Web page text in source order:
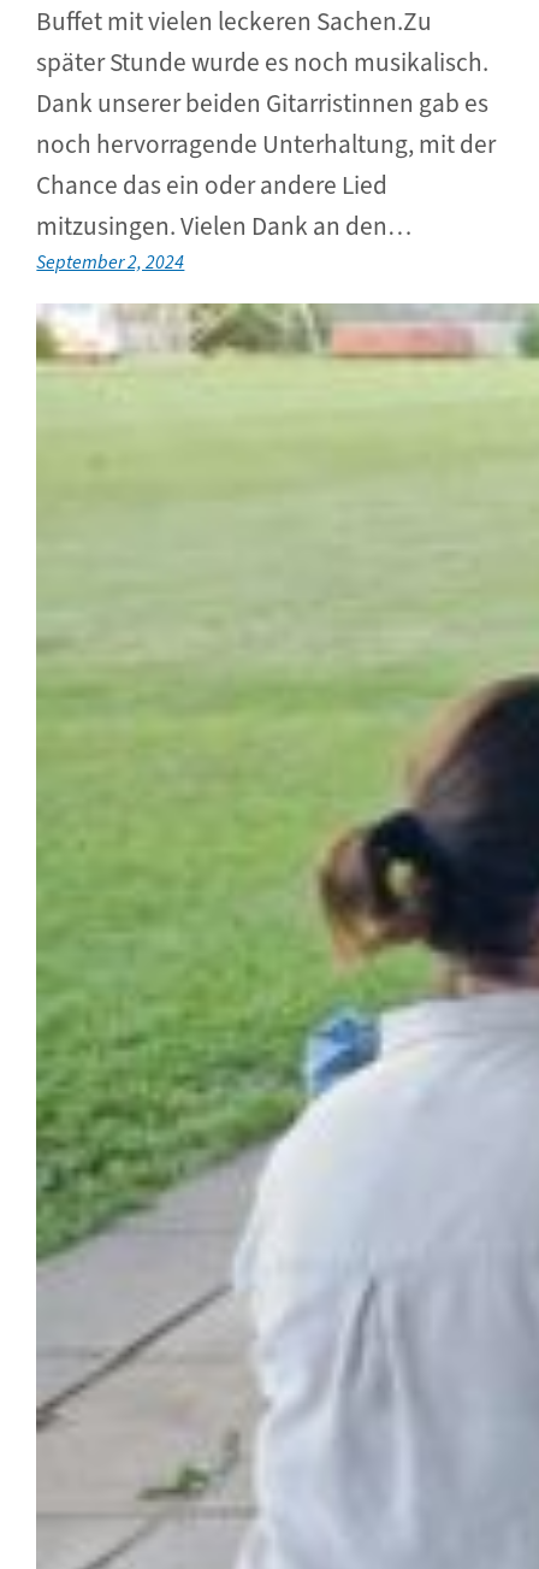
Buffet mit vielen leckeren Sachen.Zu
später Stunde wurde es noch musikalisch.
Dank unserer beiden Gitarristinnen gab es
noch hervorragende Unterhaltung, mit der
Chance das ein oder andere Lied
mitzusingen. Vielen Dank an den…
September 2, 2024